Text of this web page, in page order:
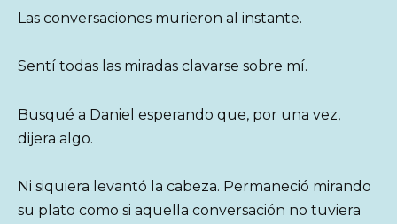
Las conversaciones murieron al instante.
Sentí todas las miradas clavarse sobre mí.
Busqué a Daniel esperando que, por una vez,
dijera algo.
Ni siquiera levantó la cabeza. Permaneció mirando
su plato como si aquella conversación no tuviera